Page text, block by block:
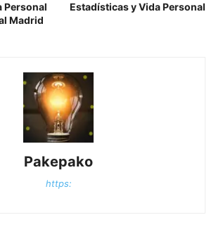
Personal
Madrid
Estadísticas y Vida Personal
Pakepako
https: